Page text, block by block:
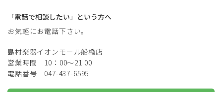
「電話で相談したい」という方へ
お気軽にお電話下さい。
島村楽器イオンモール船橋店
営業時間 10：00～21:00
電話番号 047-437-6595